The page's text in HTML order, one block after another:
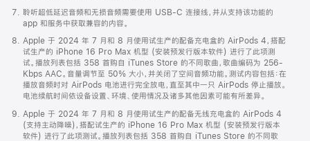
聆听超低延迟音频和无损音频需要使用 USB-C 连接线，并从支持该功能的
app 和服务中获取兼容的内容。
Apple 于 2024 年 7 月和 8 月使用试生产的配备充电盒的 AirPods 4，搭配
试生产的 iPhone 16 Pro Max 机型 (安装预发行版本软件) 进行了此项测
试。播放列表包括 358 首购自 iTunes Store 的不同歌曲，歌曲编码为 256-
Kbps AAC。音量调节至 50% 大小，并关闭了空间音频功能。测试内容包括：在
播放音频时对 AirPods 电池进行完全放电，直至其中一只 AirPods 停止播放。
电池续航时间依设备设置、环境、使用情况及诸多其他因素可能有所差异。
Apple 于 2024 年 7 月和 8 月使用试生产的配备无线充电盒的 AirPods 4
(支持主动降噪)，搭配试生产的 iPhone 16 Pro Max 机型 (安装预发行版本
软件) 进行了此项测试。播放列表包括 358 首购自 iTunes Store 的不同歌